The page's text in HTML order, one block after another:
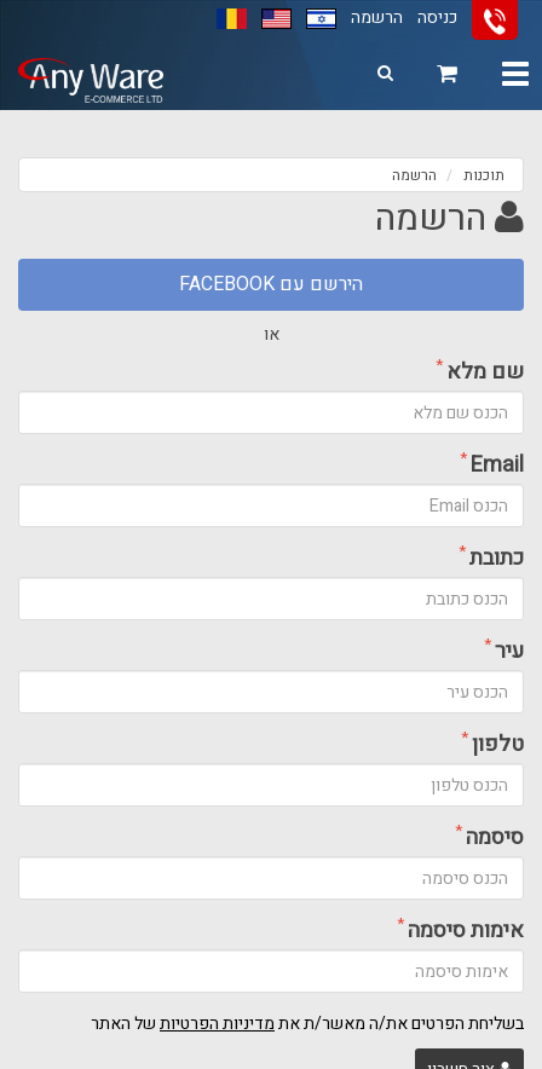
כניסה הרשמה
Toggle
תוכנות הרשמה
הרשמה
הירשם עם FACEBOOK
או
שם מלא *
Email
*
כתובת*
עיר*
טלפון*
סיסמה *
אימות סיסמה *
בשליחת הפרטים את/ה מאשר/ת אתמדיניות הפרטיותשל האתר